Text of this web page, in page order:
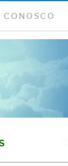
CONOSCO